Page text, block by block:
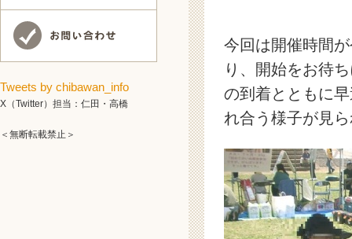
今回は開催時間
り、開始をお待
の到着とともに
れ合う様子が見
Tweets by chibawan_info
X（Twitter）担当：仁田・高橋
＜無断転載禁止＞